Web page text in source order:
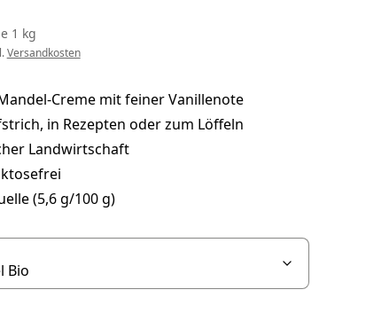
1 kg
Versandkosten
Creme mit feiner Vanillenote
in Rezepten oder zum Löffeln
Landwirtschaft
(5,6 g/100 g)